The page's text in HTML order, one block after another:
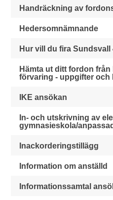
Handräckning av
Hedersomnämnande
Hur vill du fira Sundsvall
Hämta ut ditt fordon
förvaring - uppgifter och
IKE ansökan
In- och utskrivning av
gymnasieskola/
Inackorderingstillägg
Information om anställd
Informationssamtal